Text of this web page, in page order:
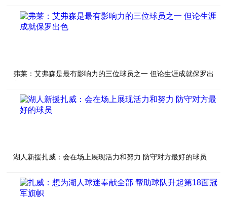
弗莱：艾弗森是最有影响力的三位球员之一 但论生涯成就保罗出
色
湖人新援扎威：会在场上展现活力和努力 防守对方最好的球员